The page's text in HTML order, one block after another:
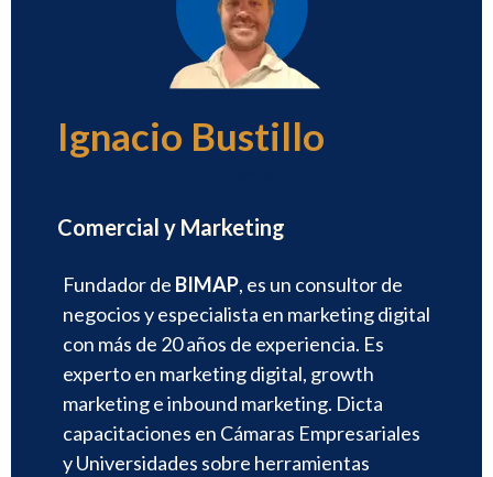
Ignacio Bustillo
Comercial y Marketing
Fundador de BIMAP, es un consultor de
negocios y especialista en marketing digital
con más de 20 años de experiencia. Es
experto en marketing digital, growth
marketing e inbound marketing. Dicta
capacitaciones en Cámaras Empresariales
y Universidades sobre herramientas